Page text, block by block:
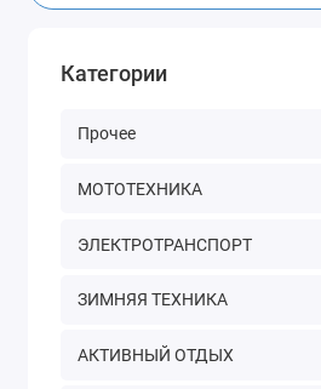
Категории
Прочее
МОТОТЕХНИКА
ЭЛЕКТРОТРАНСПОРТ
ЗИМНЯЯ ТЕХНИКА
АКТИВНЫЙ ОТДЫХ